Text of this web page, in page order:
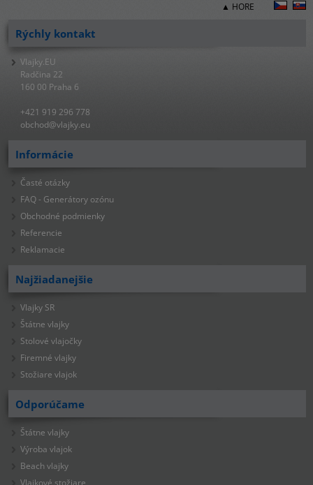
▲ HORE
Rýchly kontakt
Vlajky.EU
Radčina 22
160 00 Praha 6
+421 919 296 778
obchod@vlajky.eu
Informácie
Časté otázky
FAQ - Generátory ozónu
Obchodné podmienky
Referencie
Reklamacie
Najžiadanejšie
Vlajky SR
Štátne vlajky
Stolové vlajočky
Firemné vlajky
Stožiare vlajok
Odporúčame
Štátne vlajky
Výroba vlajok
Beach vlajky
Vlajkové stožiare